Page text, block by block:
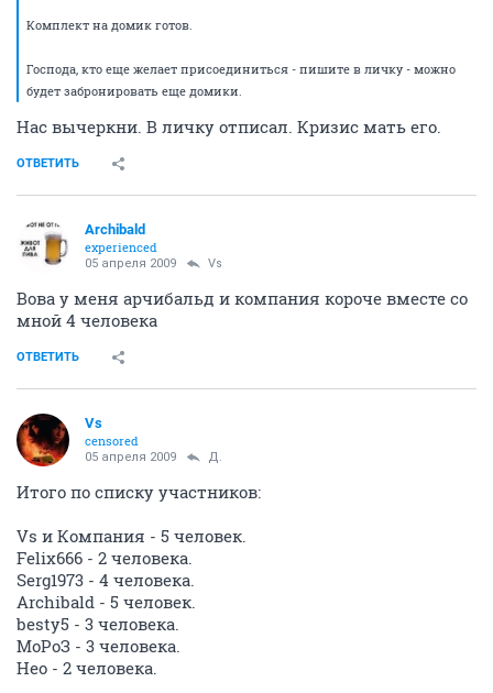
Комплект на домик готов.
Господа, кто еще желает присоединиться - пишите в личку - можно
будет забронировать еще домики.
Нас вычеркни. В личку отписал. Кризис мать его.
ОТВЕТИТЬ
Archibald
experienced
05 апреля 2009 Vs
Вова у меня арчибальд и компания короче вместе со
мной 4 человека
ОТВЕТИТЬ
Vs
censored
05 апреля 2009 Д.
Итого по списку участников:
Vs и Компания - 5 человек.
Felix666 - 2 человека.
Serg1973 - 4 человека.
Archibald - 5 человек.
besty5 - 3 человека.
МоРоЗ - 3 человека.
Нео - 2 человека.